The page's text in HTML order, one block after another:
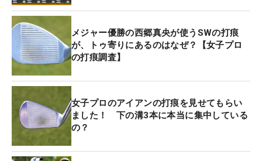
メジャー優勝の西郷真央が使うSWの打痕
が、トゥ寄りにあるのはなぜ？【女子プロ
の打痕調査】
女子プロのアイアンの打痕を見せてもらい
ました！ 下の溝3本に本当に集中している
の？